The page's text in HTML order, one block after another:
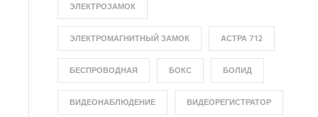
ЭЛЕКТРОЗАМОК
ЭЛЕКТРОМАГНИТНЫЙ ЗАМОК АСТРА 712
БЕСПРОВОДНАЯ БОКС БОЛИД
ВИДЕОНАБЛЮДЕНИЕ ВИДЕОРЕГИСТРАТОР